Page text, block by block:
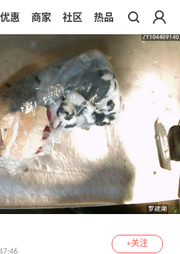
优惠 商家 社区 热品
+关注